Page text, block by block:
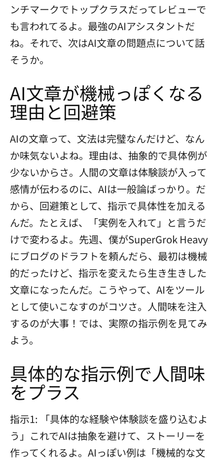
ンチマークでトップクラスだってレビューで
も言われてるよ。最強のAIアシスタントだ
ね。それで、次はAI文章の問題点について話
そうか。
AI文章が機械っぽくなる
理由と回避策
AIの文章って、文法は完璧なんだけど、なん
か味気ないよね。理由は、抽象的で具体例が
少ないからさ。人間の文章は体験談が入って
感情が伝わるのに、AIは一般論ばっかり。だ
から、回避策として、指示で具体性を加える
んだ。たとえば、「実例を入れて」と言うだ
けで変わるよ。先週、僕がSuperGrok Heavy
にブログのドラフトを頼んだら、最初は機械
的だったけど、指示を変えたら生き生きした
文章になったんだ。こうやって、AIをツール
として使いこなすのがコツさ。人間味を注入
するのが大事！では、実際の指示例を見てみ
よう。
具体的な指示例で人間味
をプラス
指示1: 「具体的な経験や体験談を盛り込むよ
う」これでAIは抽象を避けて、ストーリーを
作ってくれるよ。AIっぽい例は「機械的な文